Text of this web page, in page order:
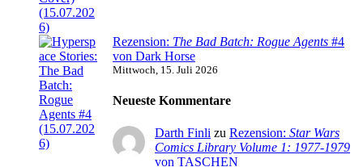
Rezension: The Bad Batch: Rogue Agents #4
von Dark Horse
Mittwoch, 15. Juli 2026
Neueste Kommentare
Darth Finli zu Rezension: Star Wars
Comics Library Volume 1: 1977-1979
von TASCHEN